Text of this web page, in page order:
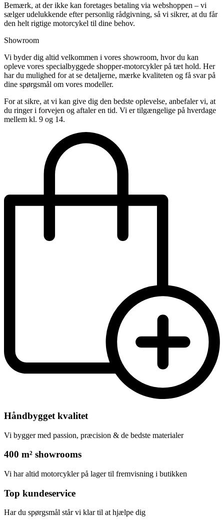
Bemærk, at der ikke kan foretages betaling via webshoppen – vi
sælger udelukkende efter personlig rådgivning, så vi sikrer, at du får
den helt rigtige motorcykel til dine behov.
Showroom
Vi byder dig altid velkommen i vores showroom, hvor du kan
opleve vores specialbyggede shopper-motorcykler på tæt hold. Her
har du mulighed for at se detaljerne, mærke kvaliteten og få svar på
dine spørgsmål om vores modeller.
For at sikre, at vi kan give dig den bedste oplevelse, anbefaler vi, at
du ringer i forvejen og aftaler en tid. Vi er tilgængelige på hverdage
mellem kl. 9 og 14.
Håndbygget kvalitet
Vi bygger med passion, præcision & de bedste materialer
400 m² showrooms
Vi har altid motorcykler på lager til fremvisning i butikken
Top kundeservice
Har du spørgsmål står vi klar til at hjælpe dig